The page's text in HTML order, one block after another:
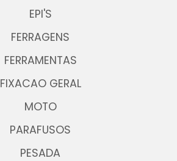
EPI'S
FERRAGENS
FERRAMENTAS
FIXACAO GERAL
MOTO
PARAFUSOS
PESADA